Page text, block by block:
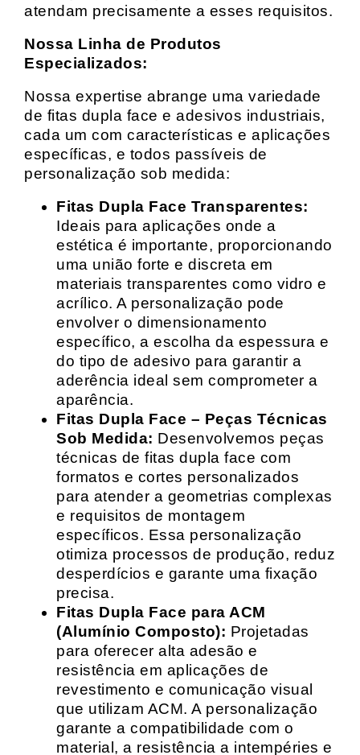
atendam precisamente a esses requisitos.
Nossa Linha de Produtos
Especializados:
Nossa expertise abrange uma variedade
de fitas dupla face e adesivos industriais,
cada um com características e aplicações
específicas, e todos passíveis de
personalização sob medida:
Fitas Dupla Face Transparentes:
Ideais para aplicações onde a
estética é importante, proporcionando
uma união forte e discreta em
materiais transparentes como vidro e
acrílico. A personalização pode
envolver o dimensionamento
específico, a escolha da espessura e
do tipo de adesivo para garantir a
aderência ideal sem comprometer a
aparência.
Fitas Dupla Face – Peças Técnicas
Sob Medida: Desenvolvemos peças
técnicas de fitas dupla face com
formatos e cortes personalizados
para atender a geometrias complexas
e requisitos de montagem
específicos. Essa personalização
otimiza processos de produção, reduz
desperdícios e garante uma fixação
precisa.
Fitas Dupla Face para ACM
(Alumínio Composto): Projetadas
para oferecer alta adesão e
resistência em aplicações de
revestimento e comunicação visual
que utilizam ACM. A personalização
garante a compatibilidade com o
material, a resistência a intempéries e